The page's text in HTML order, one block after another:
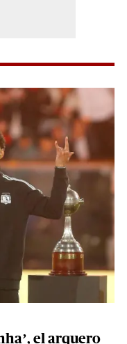
el arquero